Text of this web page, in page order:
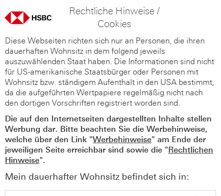
Rechtliche Hinweise /
Cookies
Diese Webseiten richten sich nur an Personen, die ihren
dauerhaften Wohnsitz in dem folgend jeweils
auszuwählenden Staat haben. Die Informationen sind nicht
für US-amerikanische Staatsbürger oder Personen mit
Wohnsitz bzw. ständigem Aufenthalt in den USA bestimmt,
da die aufgeführten Wertpapiere regelmäßig nicht nach
den dortigen Vorschriften registriert worden sind.
Die auf den Internetseiten dargestellten Inhalte stellen
Werbung dar. Bitte beachten Sie die Werbehinweise,
welche über den Link "Werbehinweise" am Ende der
jeweiligen Seite erreichbar sind sowie die "Rechtlichen
Hinweise".
Mein dauerhafter Wohnsitz befindet sich in: